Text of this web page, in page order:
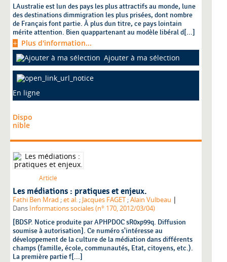
LAustralie est lun des pays les plus attractifs au monde, lune
des destinations dimmigration les plus prisées, dont nombre
de Français font partie. À plus dun titre, ce pays lointain
mérite attention. Bien quappartenant au modèle libéral d[...]
Plus d'information...
Ajouter à ma sélection
En ligne
Dispo
nible
Article
Les médiations : pratiques et enjeux.
Fathi Ben Mrad ;et al.;Jacques FAGET;Alain Vulbeau |
Dans Informations sociales (n° 170, 2012/03/04)
[BDSP. Notice produite par APHPDOC sR0xp99q. Diffusion
soumise à autorisation]. Ce numéro s'intéresse au
développement de la culture de la médiation dans différents
champs (famille, école, communautés, Etat, citoyens, etc.).
La première partie f[...]